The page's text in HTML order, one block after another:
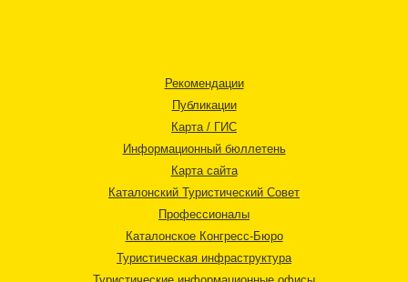
Рекомендации
Публикации
Карта / ГИС
Информационный бюллетень
Карта сайта
Каталонский Туристический Совет
Профессионалы
Каталонское Конгресс-Бюро
Туристическая инфраструктура